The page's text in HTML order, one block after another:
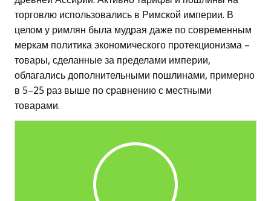
торговлю использовались в Римской империи. В
целом у римлян была мудрая даже по современным
меркам политика экономического протекционизма –
товары, сделанные за пределами империи,
облагались дополнительными пошлинами, примерно
в 5–25 раз выше по сравнению с местными
товарами.